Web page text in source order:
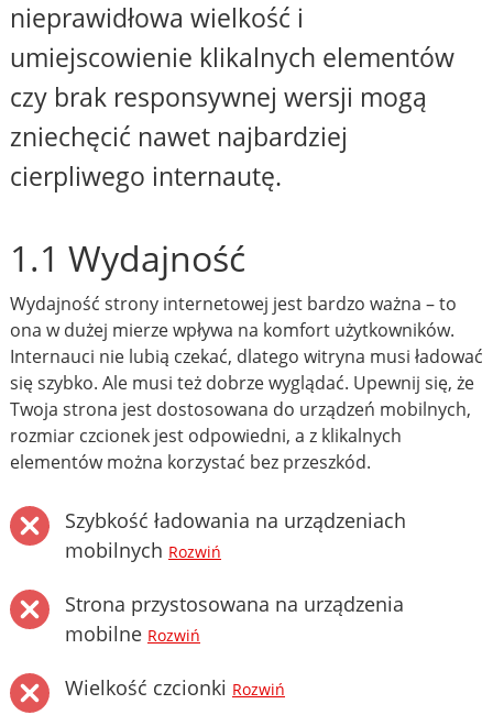
nieprawidłowa wielkość i
umiejscowienie klikalnych elementów
czy brak responsywnej wersji mogą
zniechęcić nawet najbardziej
cierpliwego internautę.
1.1 Wydajność
Wydajność strony internetowej jest bardzo ważna – to
ona w dużej mierze wpływa na komfort użytkowników.
Internauci nie lubią czekać, dlatego witryna musi ładować
się szybko. Ale musi też dobrze wyglądać. Upewnij się, że
Twoja strona jest dostosowana do urządzeń mobilnych,
rozmiar czcionek jest odpowiedni, a z klikalnych
elementów można korzystać bez przeszkód.
Szybkość ładowania na urządzeniach
mobilnych Rozwiń
Strona przystosowana na urządzenia
mobilne Rozwiń
Wielkość czcionki Rozwiń